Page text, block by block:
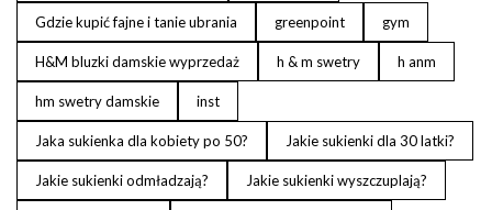
Gdzie kupić fajne i tanie ubrania greenpoint gym
H&M bluzki damskie wyprzedaż h & m swetry h anm
hm swetry damskie inst
Jaka sukienka dla kobiety po 50? Jakie sukienki dla 30 latki?
Jakie sukienki odmładzają? Jakie sukienki wyszczuplają?